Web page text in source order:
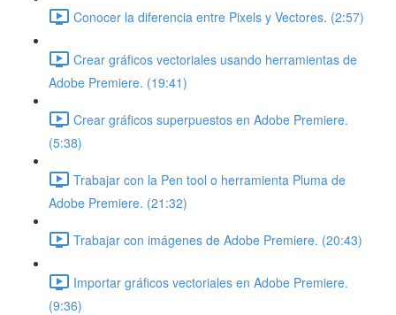
Conocer la diferencia entre Pixels y Vectores. (2:57)
Crear gráficos vectoriales usando herramientas de
Adobe Premiere. (19:41)
Crear gráficos superpuestos en Adobe Premiere.
(5:38)
Trabajar con la Pen tool o herramienta Pluma de
Adobe Premiere. (21:32)
Trabajar con imágenes de Adobe Premiere. (20:43)
Importar gráficos vectoriales en Adobe Premiere.
(9:36)